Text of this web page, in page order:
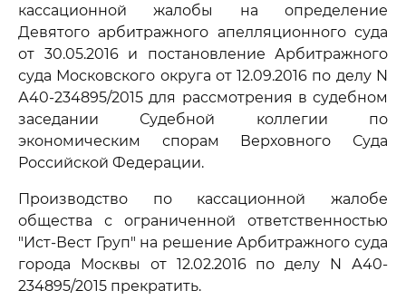
кассационной жалобы на определение
Девятого арбитражного апелляционного суда
от 30.05.2016 и постановление Арбитражного
суда Московского округа от 12.09.2016 по делу N
А40-234895/2015 для рассмотрения в судебном
заседании Судебной коллегии по
экономическим спорам Верховного Суда
Российской Федерации.
Производство по кассационной жалобе
общества с ограниченной ответственностью
"Ист-Вест Груп" на решение Арбитражного суда
города Москвы от 12.02.2016 по делу N А40-
234895/2015 прекратить.